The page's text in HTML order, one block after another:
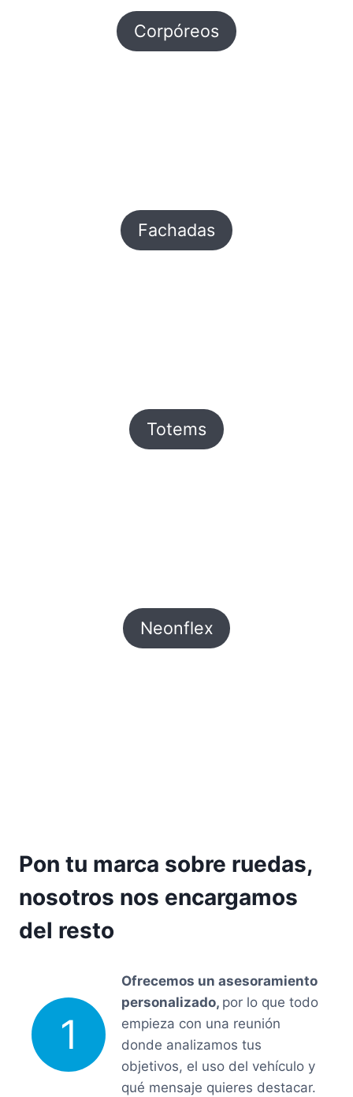
Corpóreos
Fachadas
Totems
Neonflex
Pon tu marca sobre ruedas,
nosotros nos encargamos
del resto
1
Ofrecemos un asesoramiento
personalizado, por lo que todo
empieza con una reunión
donde analizamos tus
objetivos, el uso del vehículo y
qué mensaje quieres destacar.